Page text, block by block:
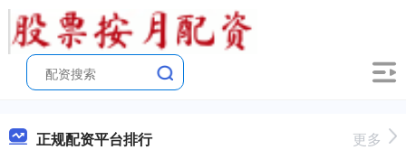
正规配资平台排行 更多